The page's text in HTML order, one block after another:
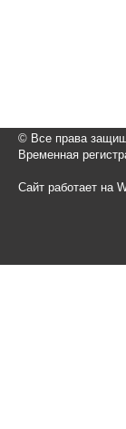
© Все права
Временная
Сайт работает на